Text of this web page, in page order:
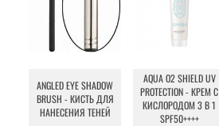
ANGLED EYE SHADOW
BRUSH - КИСТЬ ДЛЯ
НАНЕСЕНИЯ ТЕНЕЙ
AQUA O2 SHIELD UV
PROTECTION - КРЕМ С
КИСЛОРОДОМ 3 В 1
SPF50++++